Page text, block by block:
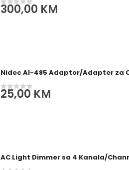
0out of 5
300,00 KM
Nidec AI-485 Adaptor/Adapter za
0out of 5
25,00KM
AC Light Dimmer sa 4 Kanala/